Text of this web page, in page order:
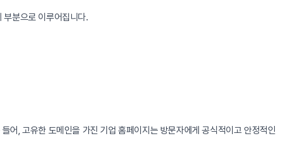
부분으로 이루어집니다.
어, 고유한 도메인을 가진 기업 홈페이지는 방문자에게 공식적이고 안정적인